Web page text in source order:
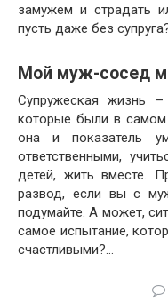
замужем и страдать
пусть даже без
Мой муж-сосед
Супружеская жизнь –
которые были в
она и показатель
ответственными,
детей, жить вместе.
развод, если вы с
подумайте. А может,
самое испытание,
счастливыми?…